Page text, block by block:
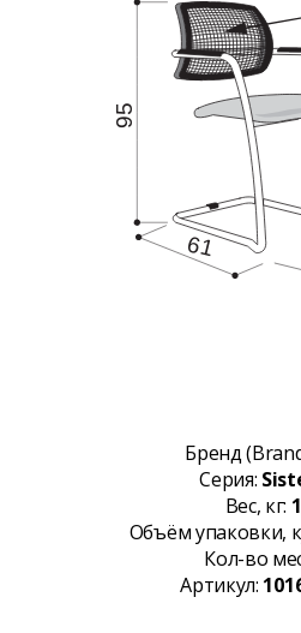
Бренд
Серия:
Вес, кг:
Объём упаковки,
Кол-во
Артикул: